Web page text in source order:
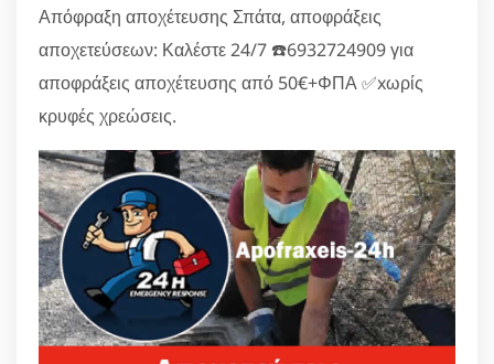
Απόφραξη αποχέτευσης Σπάτα, αποφράξεις
αποχετεύσεων: Καλέστε 24/7 ☎️6932724909 για
αποφράξεις αποχέτευσης από 50€+ΦΠΑ ✅xωρίς
κρυφές χρεώσεις.